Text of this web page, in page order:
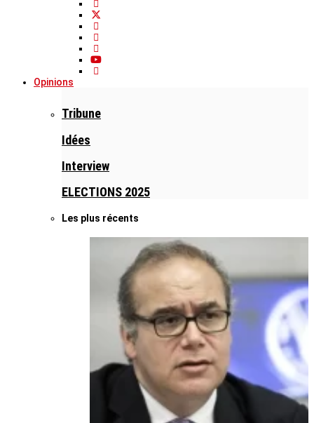
Opinions
Tribune
Idées
Interview
ELECTIONS 2025
Les plus récents